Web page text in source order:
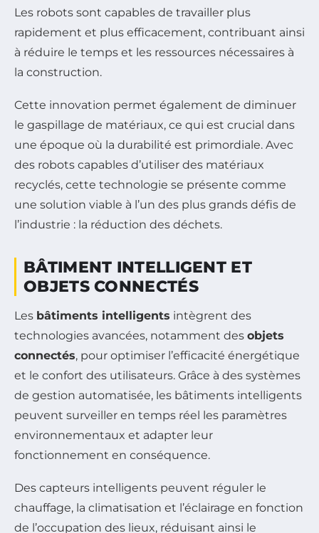
Les robots sont capables de travailler plus
rapidement et plus efficacement, contribuant ainsi
à réduire le temps et les ressources nécessaires à
la construction.
Cette innovation permet également de diminuer
le gaspillage de matériaux, ce qui est crucial dans
une époque où la durabilité est primordiale. Avec
des robots capables d’utiliser des matériaux
recyclés, cette technologie se présente comme
une solution viable à l’un des plus grands défis de
l’industrie : la réduction des déchets.
BÂTIMENT INTELLIGENT ET
OBJETS CONNECTÉS
Les bâtiments intelligents intègrent des
technologies avancées, notamment des objets
connectés, pour optimiser l’efficacité énergétique
et le confort des utilisateurs. Grâce à des systèmes
de gestion automatisée, les bâtiments intelligents
peuvent surveiller en temps réel les paramètres
environnementaux et adapter leur
fonctionnement en conséquence.
Des capteurs intelligents peuvent réguler le
chauffage, la climatisation et l’éclairage en fonction
de l’occupation des lieux, réduisant ainsi le